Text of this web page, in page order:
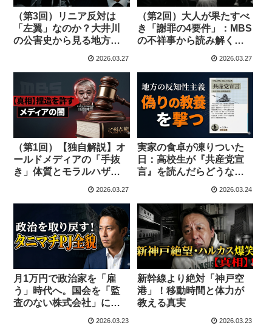
（第3回）リニア反対は
「左翼」なのか？大井川
の公害史から見る地方自
2026.03.27
（第2回）大人が果たすべ
き「謝罪の4要件」：MBS
の不祥事から読み解く日
2026.03.27
（第1回）【独自解説】オ
ールドメディアの「手抜
き」体質とモラルハザー
2026.03.27
実家の食卓が凍りついた
日：高校生が『共産党宣
言』を読んだらどうなる
2026.03.24
月1万円で政治家を「雇
う」時代へ。国会を「監
査のない株式会社」にし
ないための市民アクショ
2026.03.23
新幹線より絶対「神戸空
港」！移動時間と体力が
教える真実
2026.03.23